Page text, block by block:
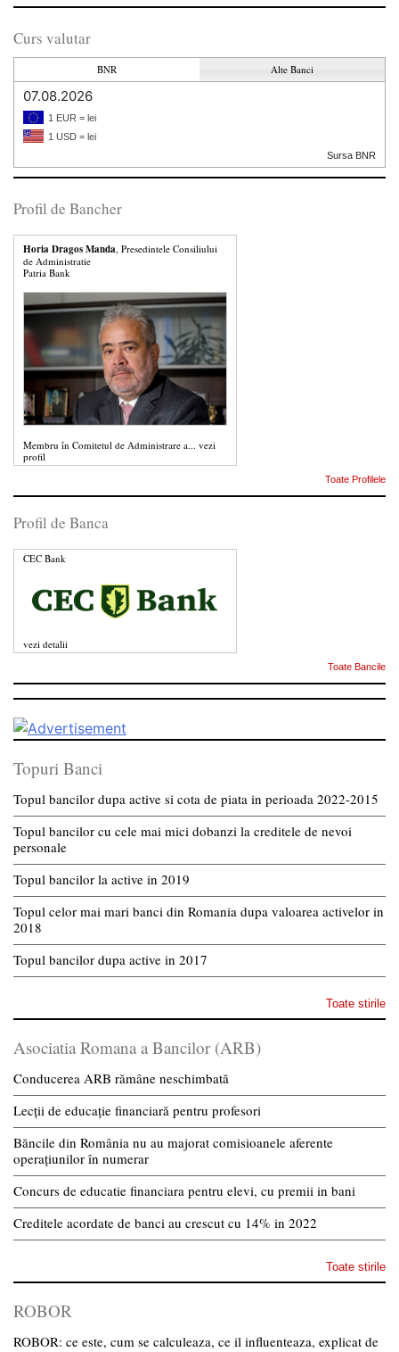
Curs valutar
BNR Alte Banci
07.08.2026
1 EUR = lei
1 USD = lei
Sursa BNR
Profil de Bancher
Horia Dragos Manda , Presedintele Consiliului
de Administratie
Patria Bank
Membru în Comitetul de Administrare a... vezi
profil
Toate Profilele
Profil de Banca
CEC Bank
vezi detalii
Toate Bancile
Topuri Banci
Topul bancilor dupa active si cota de piata in perioada 2022-2015
Topul bancilor cu cele mai mici dobanzi la creditele de nevoi
personale
Topul bancilor la active in 2019
Topul celor mai mari banci din Romania dupa valoarea activelor in
2018
Topul bancilor dupa active in 2017
Toate stirile
Asociatia Romana a Bancilor (ARB)
Conducerea ARB rămâne neschimbată
Lecții de educație financiară pentru profesori
Băncile din România nu au majorat comisioanele aferente
operațiunilor în numerar
Concurs de educatie financiara pentru elevi, cu premii in bani
Creditele acordate de banci au crescut cu 14% in 2022
Toate stirile
ROBOR
ROBOR: ce este, cum se calculeaza, ce il influenteaza, explicat de